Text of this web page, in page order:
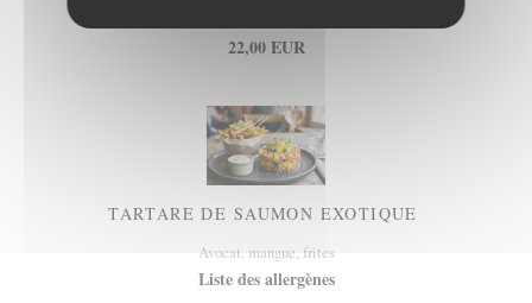
22,00 EUR
TARTARE DE SAUMON EXOTIQUE
Avocat, mangue, frites
Liste des allergènes